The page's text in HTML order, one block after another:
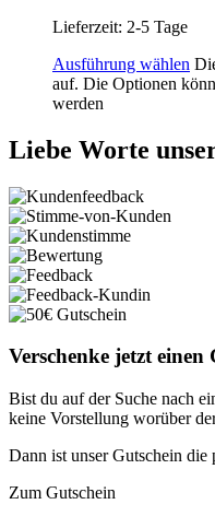
Lieferzeit: 2-5 Tage
Ausführung wählen
auf. Die Optionen
werden
Liebe Worte
Verschenke jetzt einen
Bist du auf der Suche nach
keine Vorstellung worüber
Dann ist unser Gutschein die
Zum Gutschein